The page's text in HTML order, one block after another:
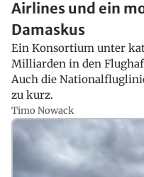
Airlines und ein
Damaskus
Ein Konsortium unter
Milliarden in den
Auch die
zu kurz.
Timo Nowack